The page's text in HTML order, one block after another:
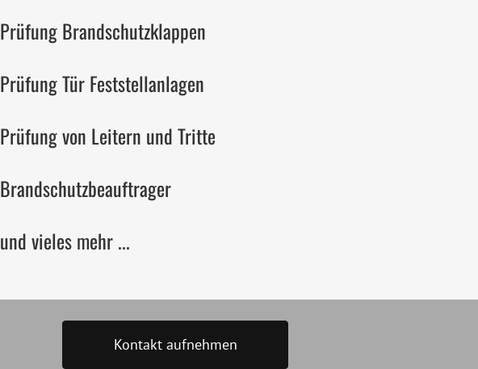
Prüfung Brandschutzklappen
Prüfung Tür Feststellanlagen
Prüfung von Leitern und Tritte
Brandschutzbeauftrager
und vieles mehr ...
Kontakt aufnehmen